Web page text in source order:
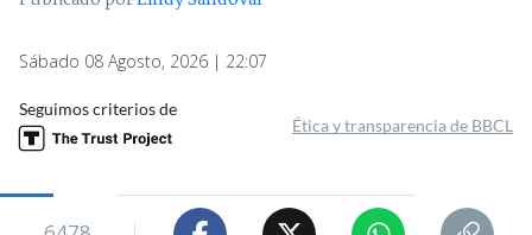
Sábado 08 Agosto, 2026 | 22:07
Seguimos criterios de
Ética y transparencia de BBCL